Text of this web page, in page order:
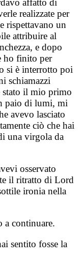
affatto di
realizzate per
rispettavano un
attribuire al
e dopo
ho finito per
si è interrotto poi
schiamazzi
stato il mio primo
paio di lumi, mi
avevo lasciato
ciò che hai
una virgola da
osservato
il ritratto di Lord
ironia nella
a continuare.
sentito fosse la